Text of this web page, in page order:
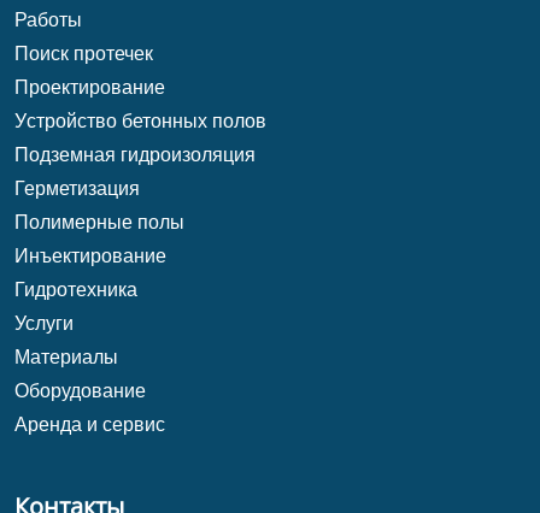
Работы
Поиск протечек
Проектирование
Уcтройство бетонных полов
Подземная гидроизоляция
Герметизация
Полимерные полы
Инъектирование
Гидротехника
Услуги
Материалы
Оборудование
Аренда и сервис
Контакты